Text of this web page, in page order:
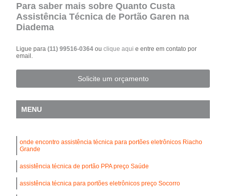
Para saber mais sobre Quanto Custa
Assistência Técnica de Portão Garen na
Diadema
Ligue para(11) 99516-0364ouclique aqui e entre em contato por
email.
Solicite um orçamento
MENU
onde encontro assistência técnica para portões eletrônicos Riacho
Grande
assistência técnica de portão PPA preço Saúde
assistência técnica para portões eletrônicos preço Socorro